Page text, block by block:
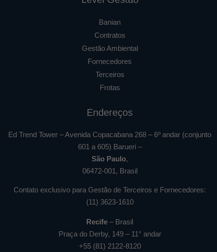
Banian
Contratos
Gestão Ambiental
Fornecedores
Terceiros
Frotas
Endereços
Ed Trend Tower – Avenida Copacabana 268 – 6º andar (conjunto
601 a 605) Barueri –
São Paulo,
06472-001, Brasil
Contato exclusivo para Gestão de Terceiros e Fornecedores:
(11) 3623-1610
Recife – Brasil
Praça do Derby, 149 – 11° andar
+55 (81) 2122-8120